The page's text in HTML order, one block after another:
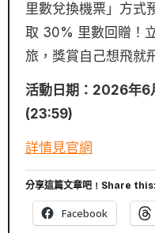
里數兌換機票」方式
取 30% 里數回贈！
旅，獎賞自己想飛就
活動日期：2026年6
(23:59)
詳情見官網
分享這篇文章吧﹗Share this:
Facebook